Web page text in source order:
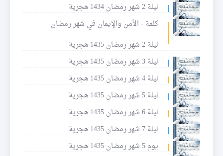
ليلة 2 شهر رمضان 1434 هجرية
كلمة - الأمن والإيمان في شهر رمضان
ليلة 2 شهر رمضان 1435 هجرية
ليلة 3 شهر رمضان 1435 هجرية
ليلة 4 شهر رمضان 1435 هجرية
ليلة 5 شهر رمضان 1435 هجرية
ليلة 6 شهر رمضان 1435 هجرية
ليلة 7 شهر رمضان 1435 هجرية
يوم 5 شهر رمضان 1435 هجرية